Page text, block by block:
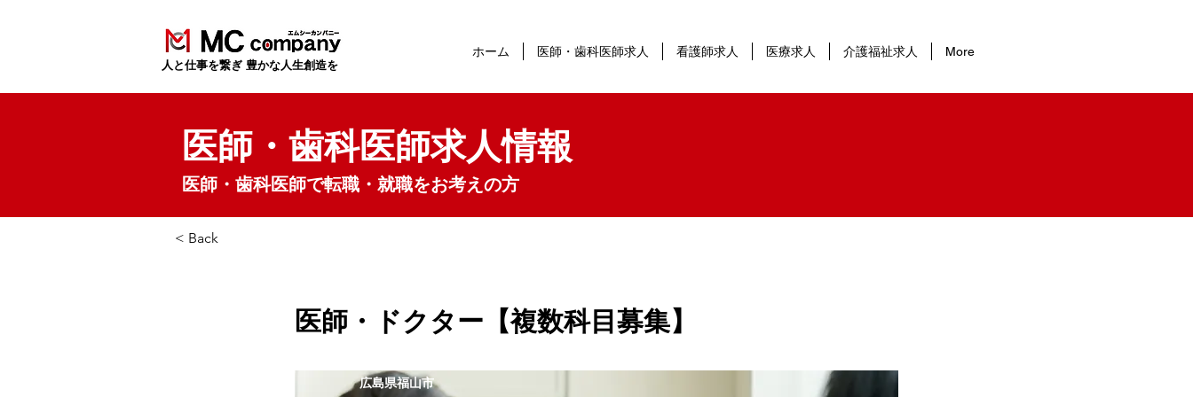
​人と仕事を繋ぎ 豊かな人生創造を
ホーム 医師・歯科医師求人 看護師求人 医療求人 介護福祉求人 More
医師・歯科医師求人情報
医師・歯科医師で転職・就職をお考えの方
< Back
医師・ドクター【複数科目募集】
広島県福山市